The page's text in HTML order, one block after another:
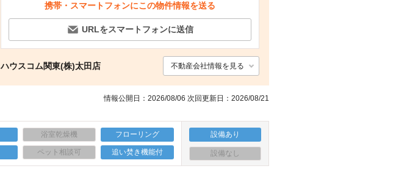
その他部屋・スペース 駐車場 その他共有部分
携帯・スマートフォンにこの物件情報を送る
URLをスマートフォンに送信
ハウスコム関東(株)太田店 不動産会社情報を見る
情報公開日：2026/08/06 次回更新日：2026/08/21
浴室乾燥機 フローリング
ペット相談可 追い焚き機能付
設備あり
設備なし